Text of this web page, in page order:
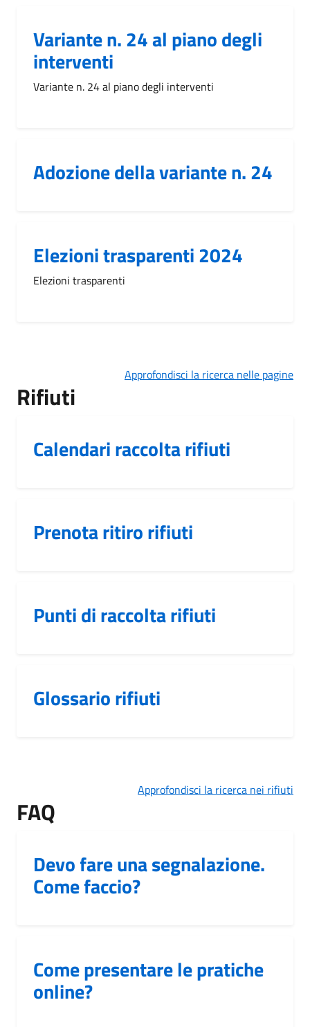
Variante n. 24 al piano degli
interventi
Variante n. 24 al piano degli interventi
Adozione della variante n. 24
Elezioni trasparenti 2024
Elezioni trasparenti
Approfondisci la ricerca nelle pagine
Rifiuti
Calendari raccolta rifiuti
Prenota ritiro rifiuti
Punti di raccolta rifiuti
Glossario rifiuti
Approfondisci la ricerca nei rifiuti
FAQ
Devo fare una segnalazione.
Come faccio?
Come presentare le pratiche
online?